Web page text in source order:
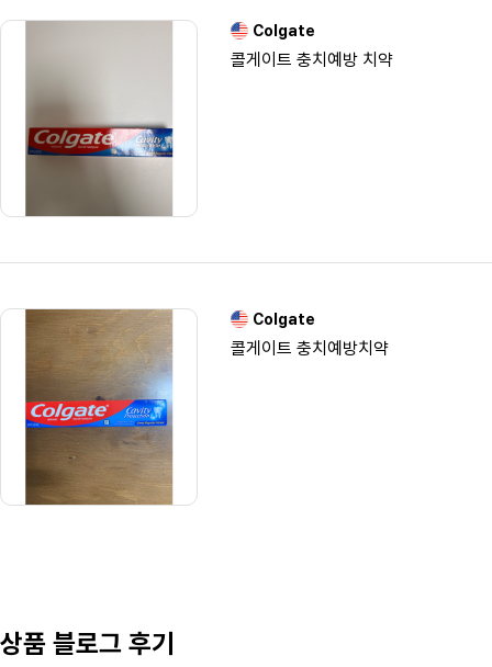
Colgate
콜게이트 충치예방 치약
Colgate
콜게이트 충치예방치약
상품 블로그 후기